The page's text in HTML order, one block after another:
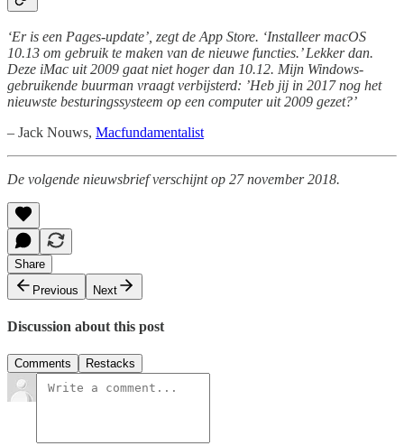
‘Er is een Pages-update’, zegt de App Store. ‘Installeer macOS
10.13 om gebruik te maken van de nieuwe functies.’ Lekker dan.
Deze iMac uit 2009 gaat niet hoger dan 10.12. Mijn Windows-
gebruikende buurman vraagt verbijsterd: ’Heb jij in 2017 nog het
nieuwste besturingssysteem op een computer uit 2009 gezet?’
– Jack Nouws, Macfundamentalist
De volgende nieuwsbrief verschijnt op 27 november 2018.
Share
Previous
Next
Discussion about this post
Comments Restacks